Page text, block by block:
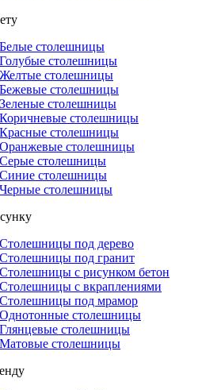
Белые столешницы
Голубые столешницы
Желтые столешницы
Бежевые столешницы
Зеленые столешницы
Коричневые столешницы
Красные столешницы
Оранжевые столешницы
Серые столешницы
Синие столешницы
Черные столешницы
Столешницы под дерево
Столешницы под гранит
Столешницы с рисунком бетон
Столешницы с вкраплениями
Столешницы под мрамор
Однотонные столешницы
Глянцевые столешницы
Матовые столешницы